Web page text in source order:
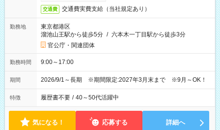
交通費 交通費実費支給（当社規定あり）
勤務地
東京都港区
溜池山王駅から徒歩5分 / 六本木一丁目駅から徒歩3分
官公庁・関連団体
勤務時間 9:00～17:00
期間 2026/9/1～長期 ※期間限定:2027年3月末まで ※9月～OK！
特徴 履歴書不要 / 40～50代活躍中
気になる！ 応募する 詳細へ